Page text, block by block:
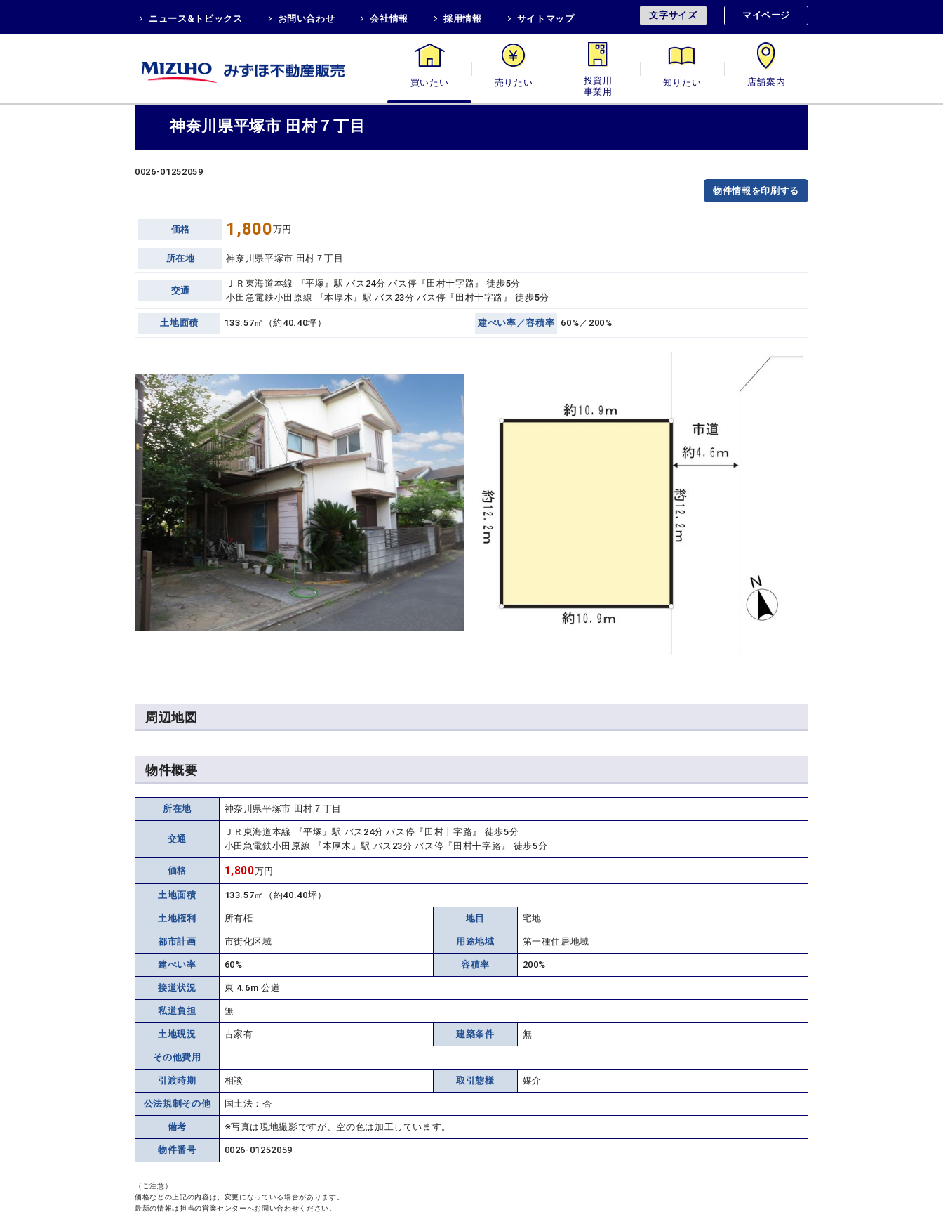
ニュース&トピックス お問い合わせ 会社情報 採用情報 サイトマップ 文字サイズ マイページ
買いたい 売りたい 投資用・事業用 知りたい 店舗案内
神奈川県平塚市 田村７丁目
0026-01252059
物件情報を印刷する
価格 1,800万円
所在地 神奈川県平塚市 田村７丁目
交通
ＪＲ東海道本線 『平塚』駅 バス24分 バス停『田村十字路』 徒歩5分
小田急電鉄小田原線 『本厚木』駅 バス23分 バス停『田村十字路』 徒歩5分
土地面積 133.57㎡（約40.40坪） 建ぺい率／容積率 60%／200%
周辺地図
物件概要
所在地 神奈川県平塚市 田村７丁目
交通
ＪＲ東海道本線 『平塚』駅 バス24分 バス停『田村十字路』 徒歩5分
小田急電鉄小田原線 『本厚木』駅 バス23分 バス停『田村十字路』 徒歩5分
価格 1,800万円
土地面積 133.57㎡（約40.40坪）
土地権利 所有権 地目 宅地
都市計画 市街化区域 用途地域 第一種住居地域
建ぺい率 60% 容積率 200%
接道状況 東 4.6m 公道
私道負担 無
土地現況 古家有 建築条件 無
その他費用
引渡時期 相談 取引態様 媒介
公法規制その他 国土法：否
備考 ※写真は現地撮影ですが、空の色は加工しています。
物件番号 0026-01252059
（ご注意）
価格などの上記の内容は、変更になっている場合があります。
最新の情報は担当の営業センターへお問い合わせください。